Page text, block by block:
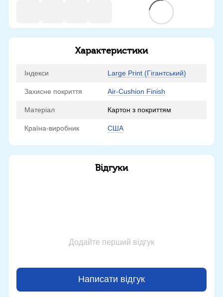
Характеристики
Індекси Large Print (Гігантський)
Захисне покриття Air-Cushion Finish
Матеріал Картон з покриттям
Країна-виробник США
Відгуки
Додайте перший відгук
Написати відгук